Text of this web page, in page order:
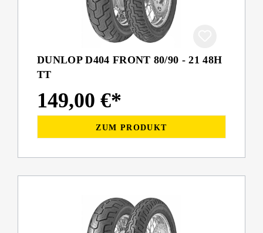
DUNLOP D404 FRONT 80/90 - 21 48H
TT
149,00 €*
ZUM PRODUKT